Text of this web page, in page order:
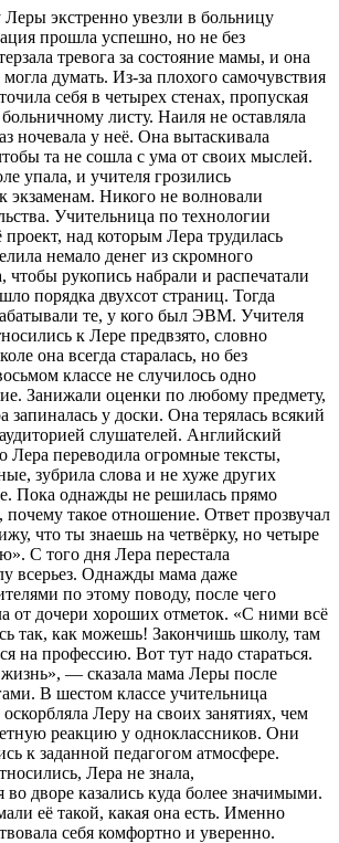
экстренно увезли в больницу
прошла успешно, но не без
тревога за состояние мамы, и она
думать. Из-за плохого самочувствия
себя в четырех стенах, пропуская
листу. Наиля не оставляла
ночевала у неë. Она вытаскивала
та не сошла с ума от своих мыслей.
упала, и учителя грозились
экзаменам. Никого не волновали
Учительница по технологии
проект, над которым Лера трудилась
немало денег из скромного
чтобы рукопись набрали и распечатали
порядка двухсот страниц. Тогда
те, у кого был ЭВМ. Учителя
к Лере предвзято, словно
она всегда старалась, но без
классе не случилось одно
Занижали оценки по любому предмету,
запиналась у доски. Она терялась всякий
слушателей. Английский
Лера переводила огромные тексты,
зубрила слова и не хуже других
Пока однажды не решилась прямо
почему такое отношение. Ответ прозвучал
что ты знаешь на четвëрку, но четыре
С того дня Лера перестала
всерьез. Однажды мама даже
по этому поводу, после чего
от дочери хороших отметок. «С ними всë
так, как можешь! Закончишь школу, там
на профессию. Вот тут надо стараться.
жизнь», — сказала мама Леры после
В шестом классе учительница
Леру на своих занятиях, чем
реакцию у одноклассников. Они
к заданной педагогом атмосфере.
Лера не знала,
дворе казались куда более значимыми.
еë такой, какая она есть. Именно
себя комфортно и уверенно.